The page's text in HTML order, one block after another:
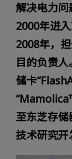
解决电力问
2000年进
2008年，
目的负责
储卡
至东芝存
技术研究开